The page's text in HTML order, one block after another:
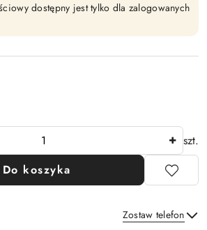
dostępny jest tylko dla zalogowanych
szt.
Do koszyka
Zostaw telefon